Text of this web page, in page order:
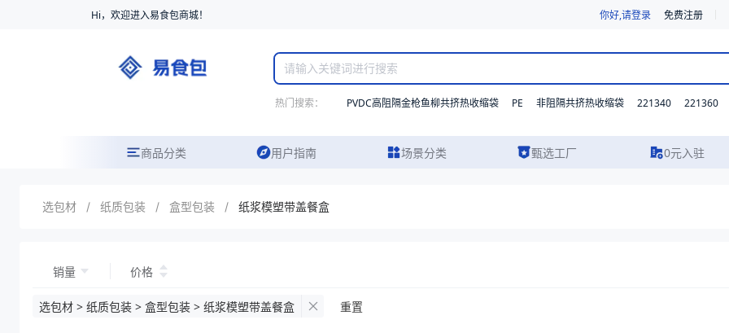
Hi，欢迎进入易食包商城！ 你好,请登录 免费注册
热门搜索： PVDC高阻隔金枪鱼柳共挤热收缩袋 PE 非阻隔共挤热收缩袋 221340 221360
商品分类 用户指南 场景分类 甄选工厂 0元入驻
选包材 / 纸质包装 / 盒型包装 / 纸浆模塑带盖餐盒
销量 价格
选包材 > 纸质包装 > 盒型包装 > 纸浆模塑带盖餐盒 重置